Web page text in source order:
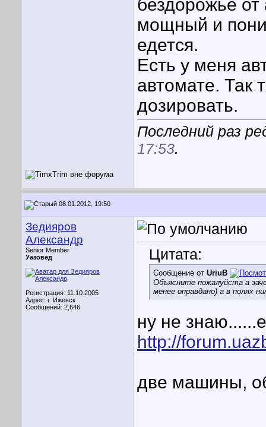
бездорожье
мощный и
едется.
Есть у меня
автомате. Так
дозировать.
Последний раз
17:53.
08.01.2012, 19:50
Зедияров
Александр
Senior Member
Уазовед
Регистрация: 11.10.2005
Адрес: г. Ижевск
Сообщений: 2,646
Цитата:
Сообщение от UriuB
Объясните пожалуйста а
менее оправдано) а в полях
ну не
http://
две машины,